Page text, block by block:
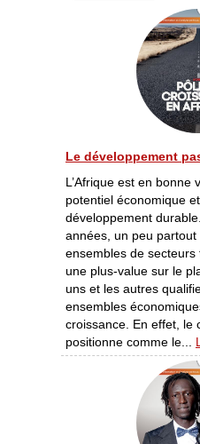
Le développement
L’Afrique est en bonne
potentiel économique
développement
années, un peu
ensembles de
une plus-value sur le
uns et les autres
ensembles
croissance. En effet, le
positionne comme le...